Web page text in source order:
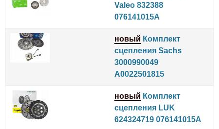
Valeo 832388
076141015A
новый Комплект
сцепления Sachs
3000990049
A0022501815
новый Комплект
сцепления LUK
624324719 076141015A